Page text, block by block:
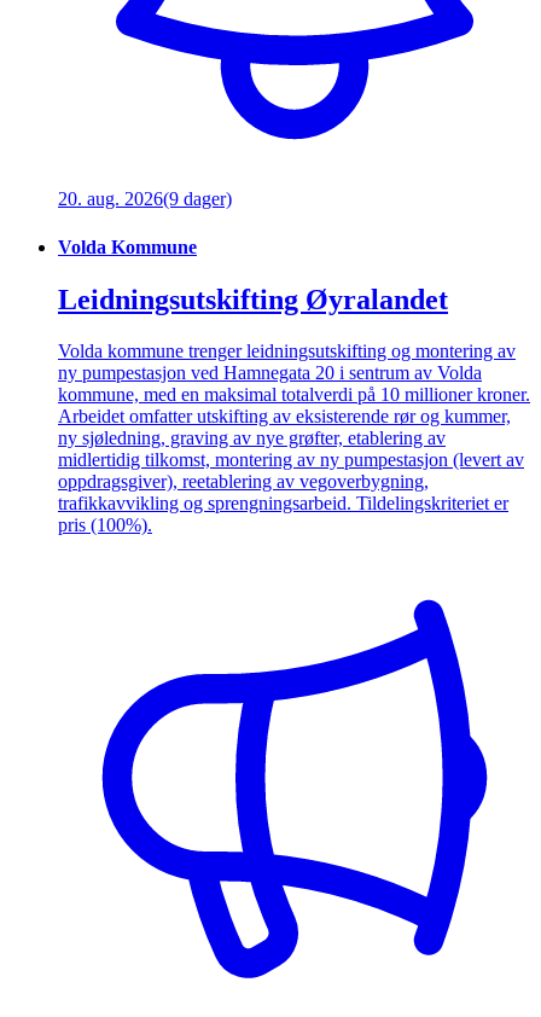
20. aug. 2026(9 dager)
Volda Kommune
Leidningsutskifting Øyralandet
Volda kommune trenger leidningsutskifting og montering av
ny pumpestasjon ved Hamnegata 20 i sentrum av Volda
kommune, med en maksimal totalverdi på 10 millioner kroner.
Arbeidet omfatter utskifting av eksisterende rør og kummer,
ny sjøledning, graving av nye grøfter, etablering av
midlertidig tilkomst, montering av ny pumpestasjon (levert av
oppdragsgiver), reetablering av vegoverbygning,
trafikkavvikling og sprengningsarbeid. Tildelingskriteriet er
pris (100%).